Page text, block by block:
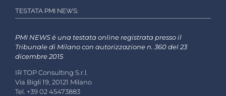
TESTATA PMI NEWS:
PMI NEWS è una testata online registrata presso il
Tribunale di Milano con autorizzazione n. 360 del 23
dicembre 2015
IR TOP Consulting S.r.l.
Via Bigli 19, 20121 Milano
Tel. +39 02 45473883